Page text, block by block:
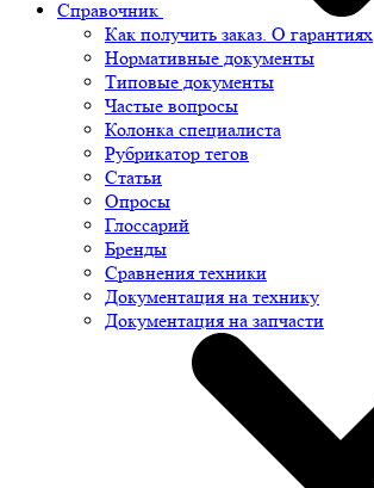
Справочник
Как получить заказ. О гарантиях
Нормативные документы
Типовые документы
Частые вопросы
Колонка специалиста
Рубрикатор тегов
Статьи
Опросы
Глоссарий
Бренды
Сравнения техники
Документация на технику
Документация на запчасти